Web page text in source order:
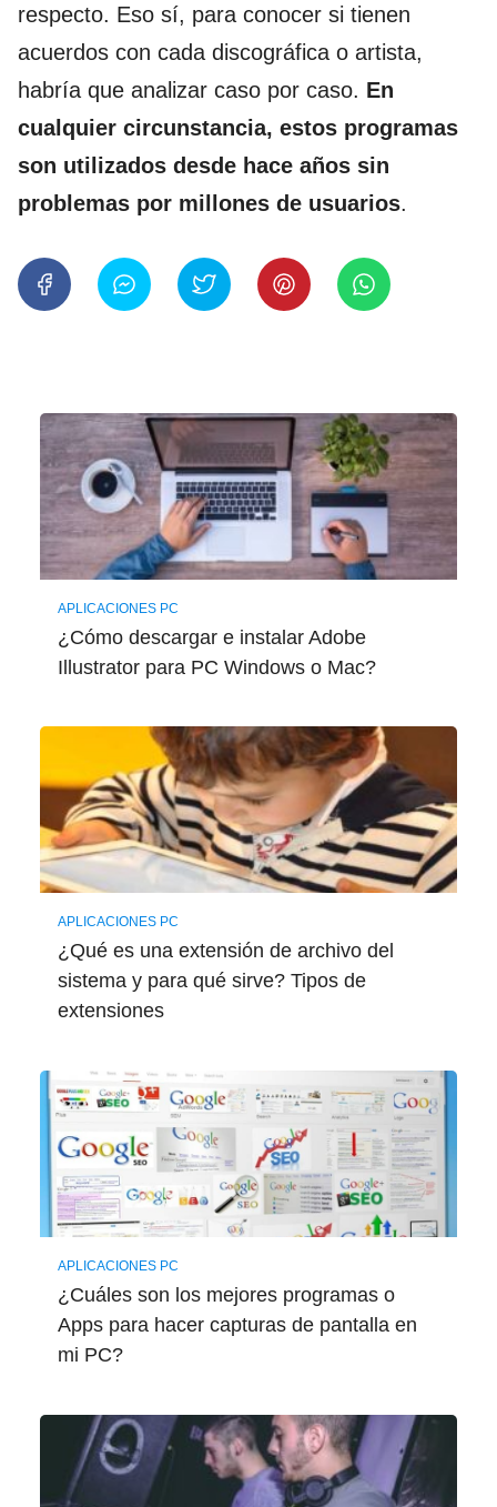
respecto. Eso sí, para conocer si tienen
acuerdos con cada discográfica o artista,
habría que analizar caso por caso. En
cualquier circunstancia, estos programas
son utilizados desde hace años sin
problemas por millones de usuarios.
APLICACIONES PC
¿Cómo descargar e instalar Adobe
Illustrator para PC Windows o Mac?
APLICACIONES PC
¿Qué es una extensión de archivo del
sistema y para qué sirve? Tipos de
extensiones
APLICACIONES PC
¿Cuáles son los mejores programas o
Apps para hacer capturas de pantalla en
mi PC?